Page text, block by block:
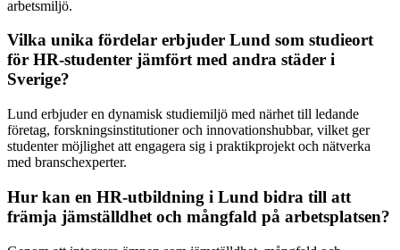
arbetsmiljö.
Vilka unika fördelar erbjuder Lund som studieort
för HR-studenter jämfört med andra städer i
Sverige?
Lund erbjuder en dynamisk studiemiljö med närhet till ledande
företag, forskningsinstitutioner och innovationshubbar, vilket ger
studenter möjlighet att engagera sig i praktikprojekt och nätverka
med branschexperter.
Hur kan en HR-utbildning i Lund bidra till att
främja jämställdhet och mångfald på arbetsplatsen?